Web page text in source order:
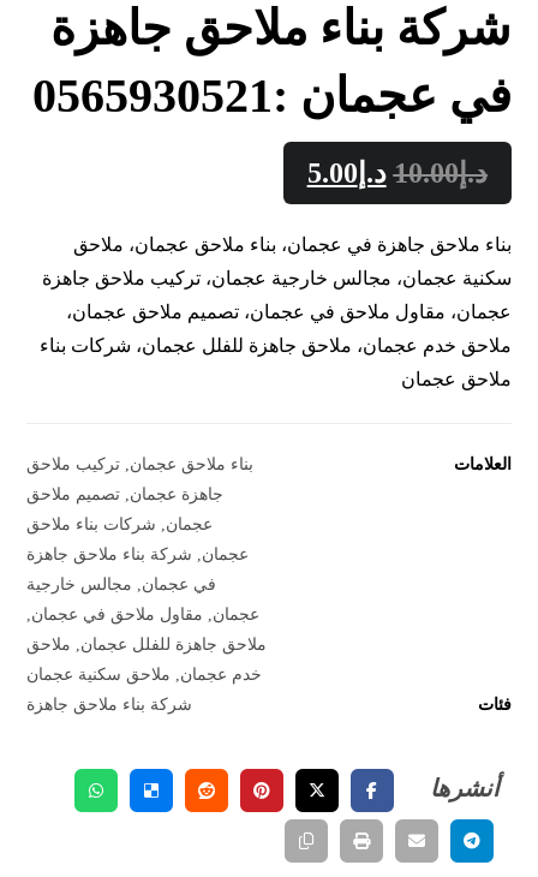
شركة بناء ملاحق جاهزة
في عجمان :0565930521
د.إ10.00 د.إ 5.00
بناء ملاحق جاهزة في عجمان، بناء ملاحق عجمان، ملاحق
سكنية عجمان، مجالس خارجية عجمان، تركيب ملاحق جاهزة
عجمان، مقاول ملاحق في عجمان، تصميم ملاحق عجمان،
ملاحق خدم عجمان، ملاحق جاهزة للفلل عجمان، شركات بناء
ملاحق عجمان
العلامات بناء ملاحق عجمان, تركيب ملاحق
جاهزة عجمان, تصميم ملاحق
عجمان, شركات بناء ملاحق
عجمان, شركة بناء ملاحق جاهزة
في عجمان, مجالس خارجية
عجمان, مقاول ملاحق في عجمان,
ملاحق جاهزة للفلل عجمان, ملاحق
خدم عجمان, ملاحق سكنية عجمان
فئات
شركة بناء ملاحق جاهزة